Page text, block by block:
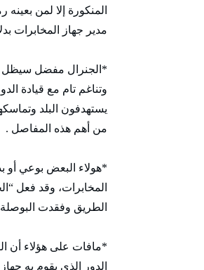
المنكورة إلا لمن
مدير جهاز المخابرات
*الجنرال مفضل سيظل
وتناغم تام مع قيادة
يستهدفون البلد
من أهم هذه المفاصل .
*هولاء البعض بوعي أو
المخابرات، وقد فعل
الطريق وفقدت
*مافات على هؤلاء أن
الدور الذي يقوم به